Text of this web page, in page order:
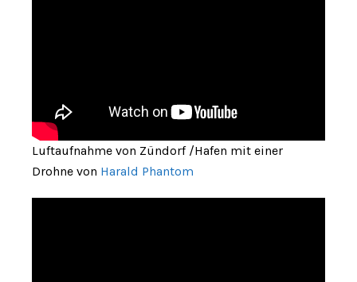
Luftaufnahme von Zündorf /Hafen mit einer
Drohne von Harald Phantom